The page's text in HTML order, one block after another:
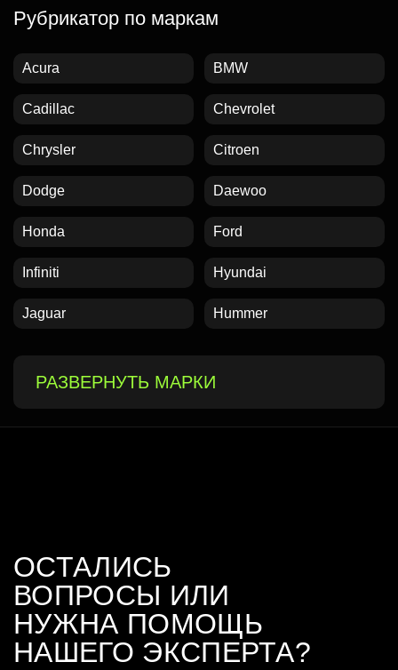
Рубрикатор по маркам
Acura BMW
Cadillac Chevrolet
Chrysler Citroen
Dodge Daewoo
Honda Ford
Infiniti Hyundai
Jaguar Hummer
РАЗВЕРНУТЬ МАРКИ
ОСТАЛИСЬ
ВОПРОСЫ ИЛИ
НУЖНА ПОМОЩЬ
НАШЕГО ЭКСПЕРТА?